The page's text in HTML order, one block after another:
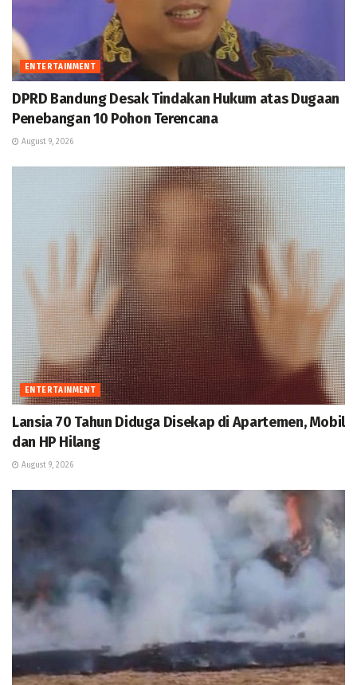
ENTERTAINMENT
DPRD Bandung Desak Tindakan Hukum atas Dugaan
Penebangan 10 Pohon Terencana
August 9, 2026
ENTERTAINMENT
Lansia 70 Tahun Diduga Disekap di Apartemen, Mobil
dan HP Hilang
August 9, 2026